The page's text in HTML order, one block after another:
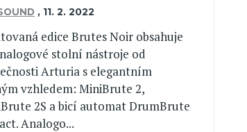
, 11. 2. 2022
edice Brutes Noir obsahuje
stolní nástroje od
Arturia s elegantním
vzhledem: MiniBrute 2,
2S a bicí automat DrumBrute
Analogo...